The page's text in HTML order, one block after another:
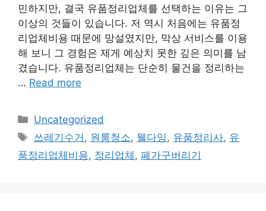
민하지만, 결국 유품정리업체를 선택하는 이유는 그
이상의 것들이 있습니다. 저 역시 처음에는 유품정
리업체비용 때문에 망설였지만, 막상 서비스를 이용
해 보니 그 경험은 제게 예상치 못한 깊은 의미를 남
겼습니다. 유품정리업체는 단순히 물건을 정리하는
… Read more
Categories
Uncategorized
Tags
쓰레기수거 , 원룸청소, 웰다잉 , 유품정리사, 유
품정리업체비용, 정리업체 , 폐가구버리기